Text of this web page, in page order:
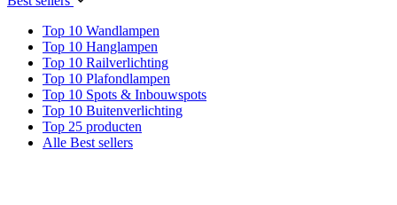
Top 10 Wandlampen
Top 10 Hanglampen
Top 10 Railverlichting
Top 10 Plafondlampen
Top 10 Spots & Inbouwspots
Top 10 Buitenverlichting
Top 25 producten
Alle Best sellers